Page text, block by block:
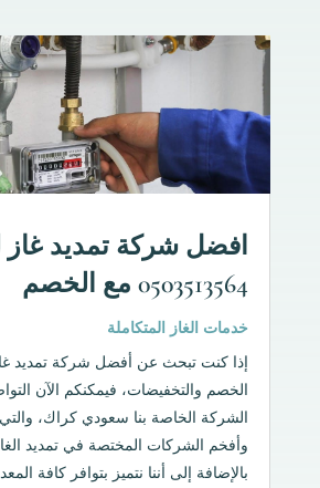
افضل شركة تمديد
0503513564 مع الخصم
خدمات الغاز المتكاملة
إذا كنت تبحث عن أفضل شركة تمديد
الخصم والتخفيضات، فيمكنكم الآن
الشركة الخاصة بنا سعودي كراك، والتي
وأفخم الشركات المختصة في تمديد
بالإضافة إلى أننا نتميز بتوافر كافة